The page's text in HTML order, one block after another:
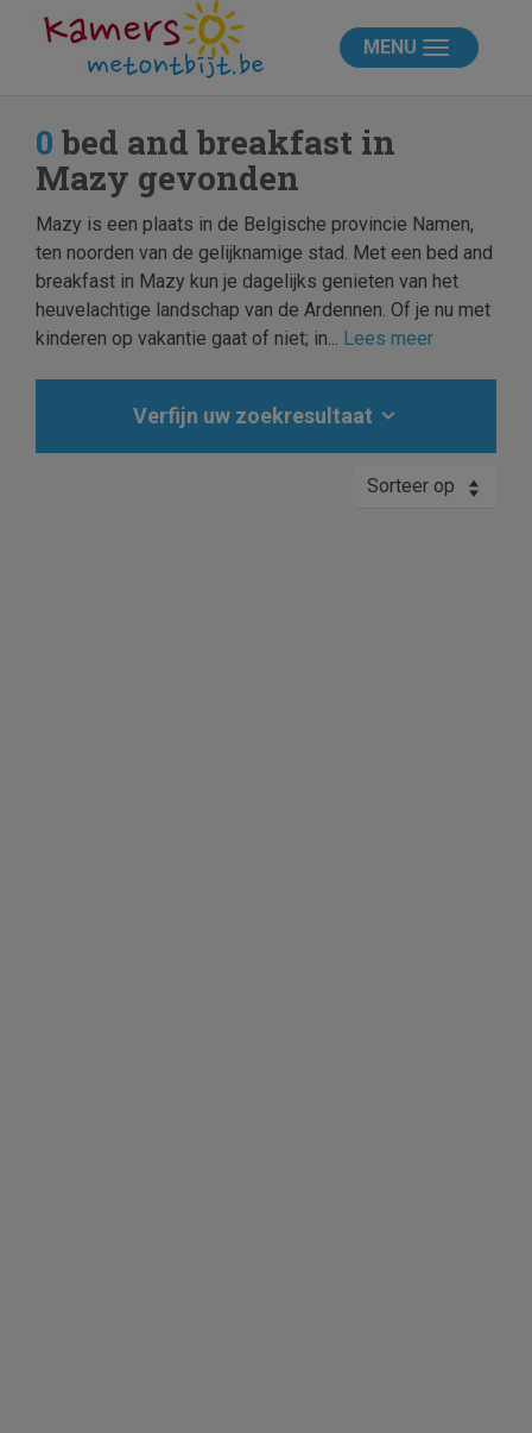
MENU
0 bed and breakfast in
Mazy gevonden
Mazy is een plaats in de Belgische provincie Namen,
ten noorden van de gelijknamige stad. Met een bed and
breakfast in Mazy kun je dagelijks genieten van het
heuvelachtige landschap van de Ardennen. Of je nu met
kinderen op vakantie gaat of niet; in... Lees meer
Verfijn uw zoekresultaat
Sorteer op